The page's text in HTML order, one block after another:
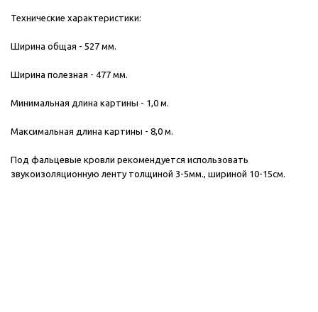
Технические характеристики:
Ширина общая - 527 мм.​
Ширина полезная​ - 477 мм.​ ​
Минимальная длина картины -​ 1,0 м.​
Максимальная длина картины - 8,0 м.
Под фальцевые кровли рекомендуется использовать
звукоизоляционную ленту толщиной 3-5мм., шириной 10-15см.